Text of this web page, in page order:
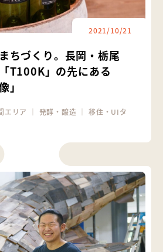
2021/10/21
ちづくり。長岡・栃尾
T100K」の先にある
」
エリア ｜ 発酵・醸造 ｜移住・UIタ